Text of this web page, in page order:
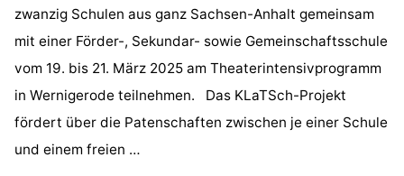
zwanzig Schulen aus ganz Sachsen-Anhalt gemeinsam
mit einer Förder-, Sekundar- sowie Gemeinschaftsschule
vom 19. bis 21. März 2025 am Theaterintensivprogramm
in Wernigerode teilnehmen. Das KLaTSch-Projekt
fördert über die Patenschaften zwischen je einer Schule
und einem freien …